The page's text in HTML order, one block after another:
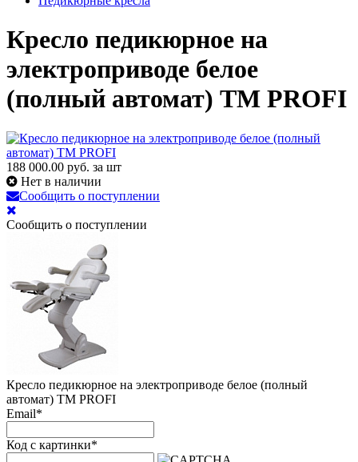
Кресло педикюрное на
электроприводе белое
(полный автомат) TM PROFI
188 000.00 руб. за шт
Нет в наличии
Сообщить о поступлении
Сообщить о поступлении
Кресло педикюрное на электроприводе белое (полный
автомат) TM PROFI
Email*
Код с картинки*